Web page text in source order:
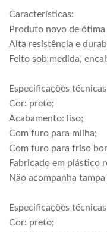
Características:
Produto novo de ótima
Alta resistência e
Feito sob medida,
Especificações
Cor: preto;
Acabamento: liso;
Com furo para milha;
Com furo para friso
Fabricado em plástico
Não acompanha
Especificações
Cor: preto;